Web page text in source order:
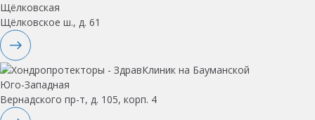
Щёлковская
Щёлковское ш., д. 61
Юго-Западная
Вернадского пр-т, д. 105, корп. 4